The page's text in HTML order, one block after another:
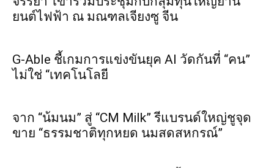
ยนต์ไฟฟ้า ณ มณฑลเจียงซู จีน
G-Able ชี้เกมการแข่งขันยุค AI วัดกันที่ “คน”
ไม่ใช่ “เทคโนโลยี
จาก “น้มนม” สู่ “CM Milk” รีแบรนด์ใหญ่ชูจุด
ขาย “ธรรมชาติทุกหยด นมสดสหกรณ์”